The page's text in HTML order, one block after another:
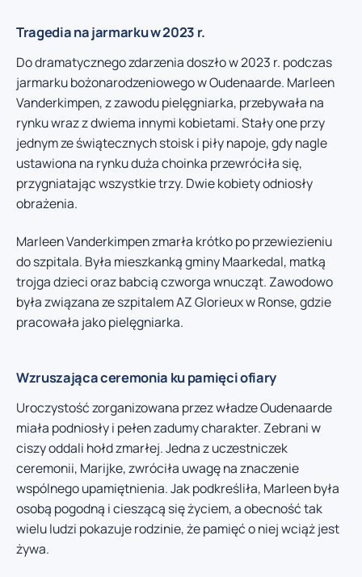
Tragedia na jarmarku w 2023 r.
Do dramatycznego zdarzenia doszło w 2023 r. podczas
jarmarku bożonarodzeniowego w Oudenaarde. Marleen
Vanderkimpen, z zawodu pielęgniarka, przebywała na
rynku wraz z dwiema innymi kobietami. Stały one przy
jednym ze świątecznych stoisk i piły napoje, gdy nagle
ustawiona na rynku duża choinka przewróciła się,
przygniatając wszystkie trzy. Dwie kobiety odniosły
obrażenia.
Marleen Vanderkimpen zmarła krótko po przewiezieniu
do szpitala. Była mieszkanką gminy Maarkedal, matką
trojga dzieci oraz babcią czworga wnucząt. Zawodowo
była związana ze szpitalem AZ Glorieux w Ronse, gdzie
pracowała jako pielęgniarka.
Wzruszająca ceremonia ku pamięci ofiary
Uroczystość zorganizowana przez władze Oudenaarde
miała podniosły i pełen zadumy charakter. Zebrani w
ciszy oddali hołd zmarłej. Jedna z uczestniczek
ceremonii, Marijke, zwróciła uwagę na znaczenie
wspólnego upamiętnienia. Jak podkreśliła, Marleen była
osobą pogodną i cieszącą się życiem, a obecność tak
wielu ludzi pokazuje rodzinie, że pamięć o niej wciąż jest
żywa.